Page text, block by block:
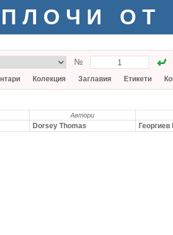
ПЛОЧИ ОТ
№
Колекция Заглавия Етикети
Автори
Dorsey Thomas